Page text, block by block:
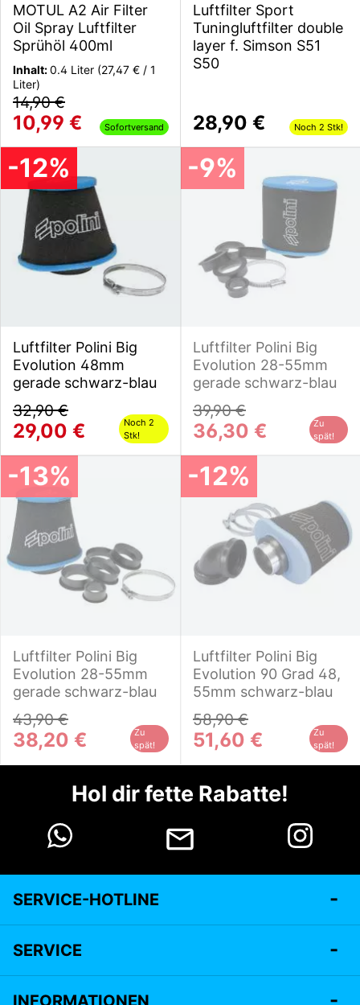
MOTUL A2 Air Filter
Oil Spray Luftfilter
Sprühöl 400ml
Inhalt:0.4 Liter (27,47 € / 1
Liter)
14,90 €
10,99 € Sofortversand
Luftfilter Sport
Tuningluftfilter double
layer f. Simson S51
S50
28,90 € Noch 2 Stk!
Luftfilter Polini Big
Evolution 48mm
gerade schwarz-blau
32,90 €
-12%
29,00 €
Noch 2
Stk!
Luftfilter Polini Big
Evolution 28-55mm
gerade schwarz-blau
39,90 €
-9%
36,30 €
Zu
spät!
Luftfilter Polini Big
Evolution 28-55mm
gerade schwarz-blau
43,90 €
-13%
38,20 €
Zu
spät!
Luftfilter Polini Big
Evolution 90 Grad 48,
55mm schwarz-blau
58,90 €
-12%
51,60 €
Zu
spät!
Hol dir fette Rabatte!
SERVICE-HOTLINE
SERVICE
INFORMATIONEN